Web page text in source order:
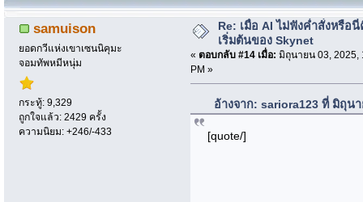
samuison
ยอดกวีแห่งเขาเซนนิคุมะ
จอมทัพหมีหนุ่ม
กระทู้: 9,329
ถูกใจแล้ว: 2429 ครั้ง
ความนิยม: +246/-433
Re: เมื่อ AI ไม่ฟังค่ำสั่งหรือ
เริ่มต้นของ Skynet
« ตอบกลับ #14 เมื่อ: มิถุนายน 03, 2025,
PM »
อ้างจาก: sariora123 ที่ มิถุน
[quote/]